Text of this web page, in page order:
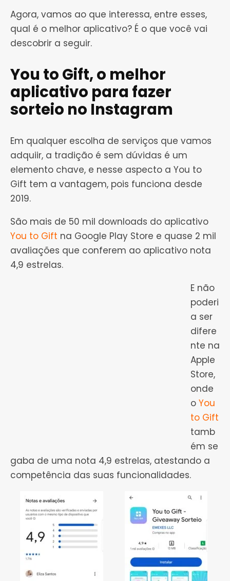
Agora, vamos ao que interessa, entre esses,
qual é o melhor aplicativo? É o que você vai
descobrir a seguir.
You to Gift, o melhor
aplicativo para fazer
sorteio no Instagram
Em qualquer escolha de serviços que vamos
adquiir, a tradição é sem dúvidas é um
elemento chave, e nesse aspecto a You to
Gift tem a vantagem, pois funciona desde
2019.
São mais de 50 mil downloads do aplicativo
You to Gift na Google Play Store e quase 2 mil
avaliações que conferem ao aplicativo nota
4,9 estrelas.
E não
poderi
a ser
difere
nte na
Apple
Store,
onde
o You
to Gift
tamb
ém se
gaba de uma nota 4,9 estrelas, atestando a
competência das suas funcionalidades.